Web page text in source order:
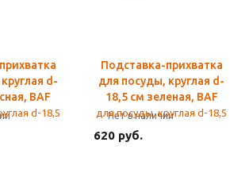
d-
BAF
Подставка-прихватка
для посуды, круглая d-
18,5 см зеленая, BAF
Нет в наличии
620 руб.